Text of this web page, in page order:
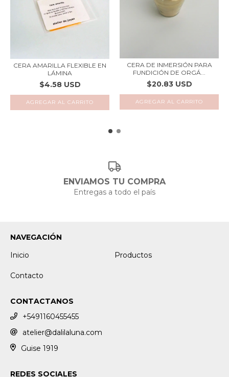
CERA AMARILLA FLEXIBLE EN
LÁMINA
$4.58 USD
CERA DE INMERSIÓN PARA
FUNDICIÓN DE ORGÁ...
$20.83 USD
ENVIAMOS TU COMPRA
Entregas a todo el país
NAVEGACIÓN
Inicio
Productos
Contacto
CONTACTANOS
+5491160455455
atelier@dalilaluna.com
Guise 1919
REDES SOCIALES